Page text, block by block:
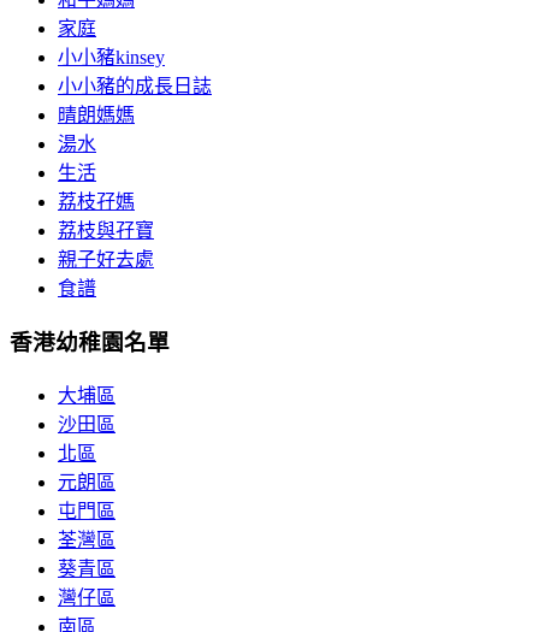
家庭
小小豬kinsey
小小豬的成長日誌
晴朗媽媽
湯水
生活
荔枝孖媽
荔枝與孖寶
親子好去處
食譜
香港幼稚園名單
大埔區
沙田區
北區
元朗區
屯門區
荃灣區
葵青區
灣仔區
南區